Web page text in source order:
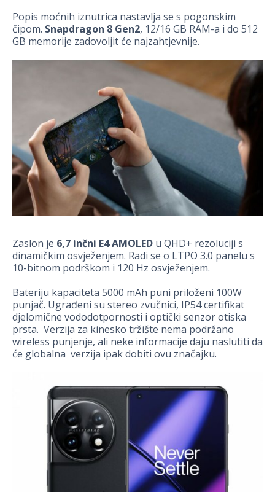
Popis moćnih iznutrica nastavlja se s pogonskim
čipom. Snapdragon 8 Gen2, 12/16 GB RAM-a i do 512
GB memorije zadovoljit će najzahtjevnije.
Zaslon je 6,7 inčni E4 AMOLED u QHD+ rezoluciji s
dinamičkim osvježenjem. Radi se o LTPO 3.0 panelu s
10-bitnom podrškom i 120 Hz osvježenjem.
Bateriju kapaciteta 5000 mAh puni priloženi 100W
punjač. Ugrađeni su stereo zvučnici, IP54 certifikat
djelomične vododotpornosti i optički senzor otiska
prsta. Verzija za kinesko tržište nema podržano
wireless punjenje, ali neke informacije daju naslutiti da
će globalna verzija ipak dobiti ovu značajku.